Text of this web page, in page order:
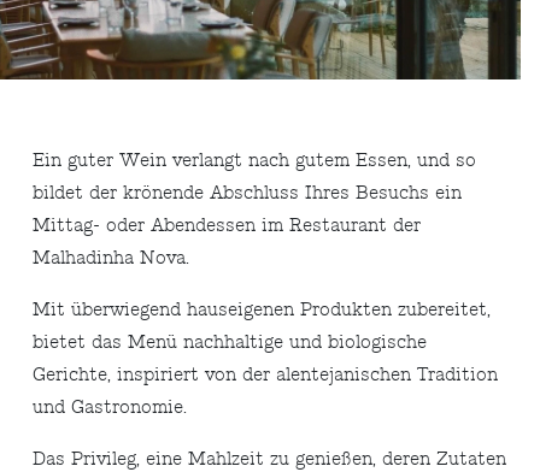
Ein guter Wein verlangt nach gutem Essen, und so
bildet der krönende Abschluss Ihres Besuchs ein
Mittag- oder Abendessen im Restaurant der
Malhadinha Nova.
Mit überwiegend hauseigenen Produkten zubereitet,
bietet das Menü nachhaltige und biologische
Gerichte, inspiriert von der alentejanischen Tradition
und Gastronomie.
Das Privileg, eine Mahlzeit zu genießen, deren Zutaten